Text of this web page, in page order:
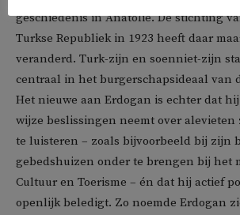
geschiedenis in Anatolië. De stichting
Turkse Republiek in 1923 heeft daar
veranderd. Turk-zijn en soenniet-zijn
centraal in het burgerschapsideaal van
Het nieuwe aan Erdogan is echter dat
wijze beslissingen neemt over
te luisteren – zoals bijvoorbeeld bij zijn
gebedshuizen onder te brengen bij het
Cultuur en Toerisme – én dat hij actief
openlijk beledigt. Zo noemde Erdogan